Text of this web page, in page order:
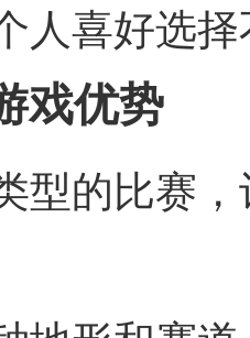
人喜好选
戏优势
型的比赛